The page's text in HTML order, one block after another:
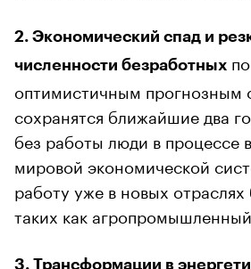
2. Экономический спад и
численности безработных
оптимистичным прогнозным
сохранятся ближайшие два
без работы люди в процессе
мировой экономической
работу уже в новых
таких как
3. Трансформации в